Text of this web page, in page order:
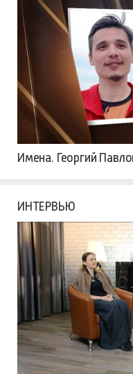
Имена. Георгий
ИНТЕРВЬЮ